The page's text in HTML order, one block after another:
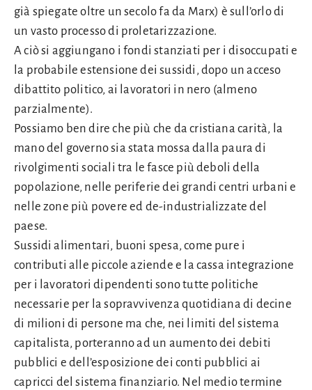
già spiegate oltre un secolo fa da Marx) è sull’orlo di
un vasto processo di proletarizzazione.
A ciò si aggiungano i fondi stanziati per i disoccupati e
la probabile estensione dei sussidi, dopo un acceso
dibattito politico, ai lavoratori in nero (almeno
parzialmente).
Possiamo ben dire che più che da cristiana carità, la
mano del governo sia stata mossa dalla paura di
rivolgimenti sociali tra le fasce più deboli della
popolazione, nelle periferie dei grandi centri urbani e
nelle zone più povere ed de-industrializzate del
paese.
Sussidi alimentari, buoni spesa, come pure i
contributi alle piccole aziende e la cassa integrazione
per i lavoratori dipendenti sono tutte politiche
necessarie per la sopravvivenza quotidiana di decine
di milioni di persone ma che, nei limiti del sistema
capitalista, porteranno ad un aumento dei debiti
pubblici e dell’esposizione dei conti pubblici ai
capricci del sistema finanziario. Nel medio termine